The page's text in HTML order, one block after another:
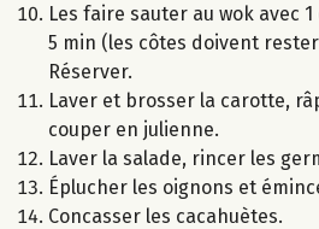
Les faire sauter au wok avec 1
5 min (les côtes doivent
Réserver.
Laver et brosser la carotte,
couper en julienne.
Laver la salade, rincer les
Éplucher les oignons et
Concasser les cacahuètes.